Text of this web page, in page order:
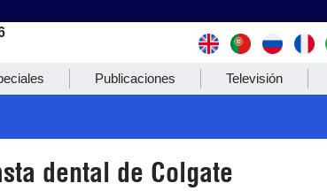
Publicaciones Televisión
dental de Colgate